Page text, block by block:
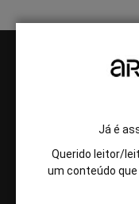
Já é
Querido leitor/
um conteúdo
Seguindo a sólida
ARTE!Brasileiros
reportagens, artigos